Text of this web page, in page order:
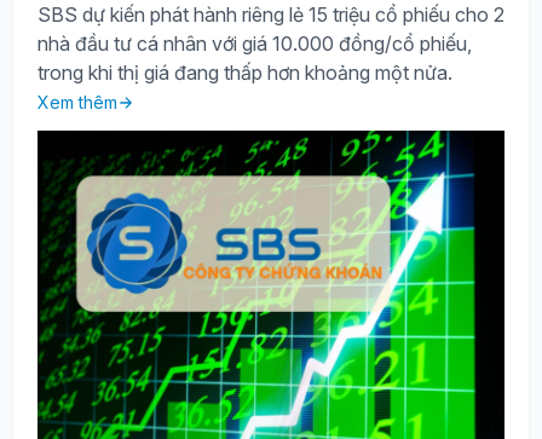
SBS dự kiến phát hành riêng lẻ 15 triệu cổ phiếu cho 2
nhà đầu tư cá nhân với giá 10.000 đồng/cổ phiếu,
trong khi thị giá đang thấp hơn khoảng một nửa.
Xem thêm